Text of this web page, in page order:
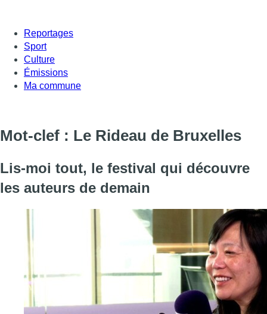
Reportages
Sport
Culture
Émissions
Ma commune
Mot-clef : Le Rideau de Bruxelles
Lis-moi tout, le festival qui découvre
les auteurs de demain